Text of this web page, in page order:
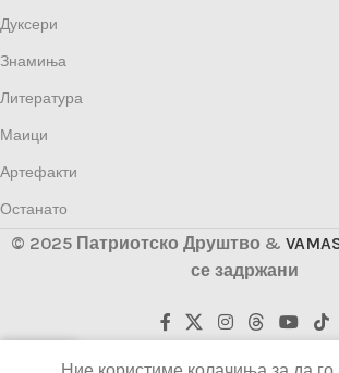
Дуксери
Знамиња
Литература
Маици
Артефакти
Останато
© 2025 Патриотско Друштво &
се задржани